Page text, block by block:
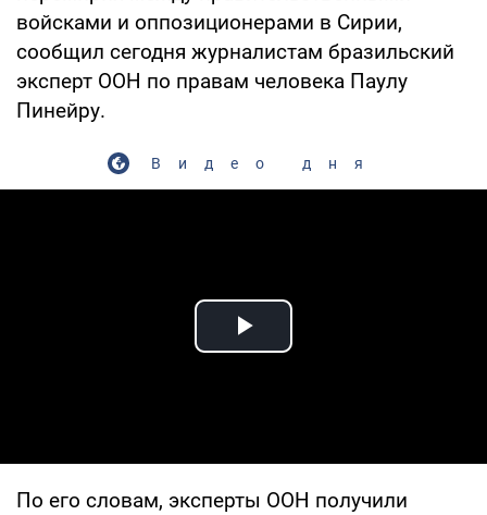
войсками и оппозиционерами в Сирии,
сообщил сегодня журналистам бразильский
эксперт ООН по правам человека Паулу
Пинейру.
Видео дня
Play Video
По его словам, эксперты ООН получили